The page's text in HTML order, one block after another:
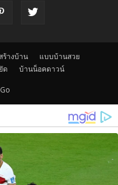
ร้างบ้าน
แบบบ้านสวย
ด บ้านน็อคดาวน์